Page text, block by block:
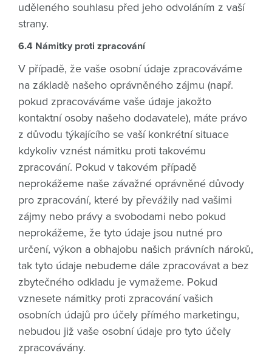
uděleného souhlasu před jeho odvoláním z vaší
strany.
6.4 Námitky proti zpracování
V případě, že vaše osobní údaje zpracováváme
na základě našeho oprávněného zájmu (např.
pokud zpracováváme vaše údaje jakožto
kontaktní osoby našeho dodavatele), máte právo
z důvodu týkajícího se vaší konkrétní situace
kdykoliv vznést námitku proti takovému
zpracování. Pokud v takovém případě
neprokážeme naše závažné oprávněné důvody
pro zpracování, které by převážily nad vašimi
zájmy nebo právy a svobodami nebo pokud
neprokážeme, že tyto údaje jsou nutné pro
určení, výkon a obhajobu našich právních nároků,
tak tyto údaje nebudeme dále zpracovávat a bez
zbytečného odkladu je vymažeme. Pokud
vznesete námitky proti zpracování vašich
osobních údajů pro účely přímého marketingu,
nebudou již vaše osobní údaje pro tyto účely
zpracovávány.